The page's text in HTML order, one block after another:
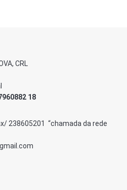
CRL
18
238605201 “chamada da rede